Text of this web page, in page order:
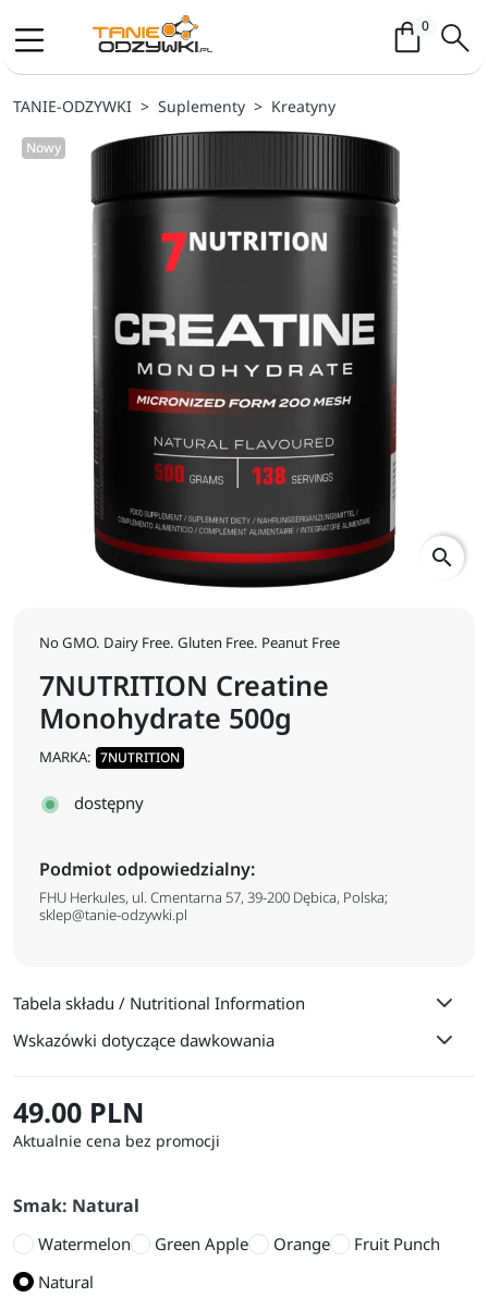
0Koszyk /
TANIE-ODZYWKI Suplementy Kreatyny
Nowy
search
No GMO. Dairy Free. Gluten Free. Peanut Free
7NUTRITION Creatine
Monohydrate 500g
MARKA: 7NUTRITION
dostępny
Podmiot odpowiedzialny:
FHU Herkules, ul. Cmentarna 57, 39-200 Dębica, Polska;
sklep@tanie-odzywki.pl
Tabela składu / Nutritional Information
Wskazówki dotyczące dawkowania
49.00 PLN
Aktualnie cena bez promocji
Smak: Natural
Watermelon Green Apple Orange
Fruit Punch
Natural